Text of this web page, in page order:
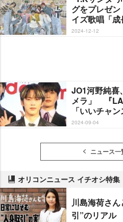
グをプレゼ
イズ歌唱「成
2024-12-12
JO1河野純喜
メラ」 『
「いいチャン
2024-09-04
ニュース一
オリコンニュース イチオシ特集
川島海荷さ
引”のリアル